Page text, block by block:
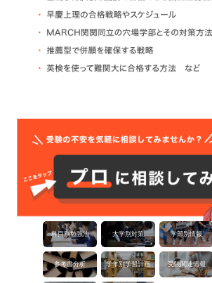
科目別勉強法 大学別対策 学部別情報
参考書分析 学年別学習計画 受験関連情報